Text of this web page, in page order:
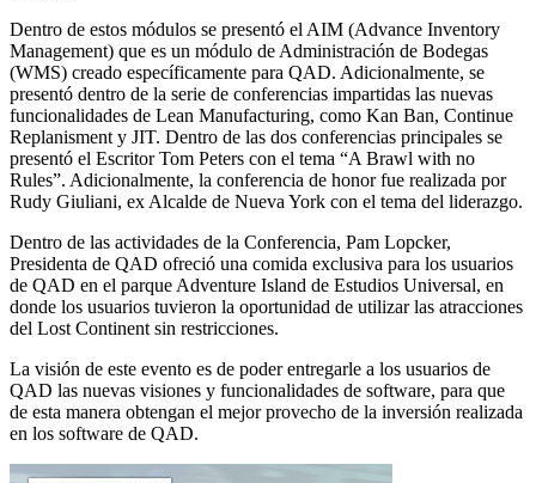
Dentro de estos módulos se presentó el AIM (Advance Inventory
Management) que es un módulo de Administración de Bodegas
(WMS) creado específicamente para QAD. Adicionalmente, se
presentó dentro de la serie de conferencias impartidas las nuevas
funcionalidades de Lean Manufacturing, como Kan Ban, Continue
Replanisment y JIT. Dentro de las dos conferencias principales se
presentó el Escritor Tom Peters con el tema “A Brawl with no
Rules”. Adicionalmente, la conferencia de honor fue realizada por
Rudy Giuliani, ex Alcalde de Nueva York con el tema del liderazgo.
Dentro de las actividades de la Conferencia, Pam Lopcker,
Presidenta de QAD ofreció una comida exclusiva para los usuarios
de QAD en el parque Adventure Island de Estudios Universal, en
donde los usuarios tuvieron la oportunidad de utilizar las atracciones
del Lost Continent sin restricciones.
La visión de este evento es de poder entregarle a los usuarios de
QAD las nuevas visiones y funcionalidades de software, para que
de esta manera obtengan el mejor provecho de la inversión realizada
en los software de QAD.